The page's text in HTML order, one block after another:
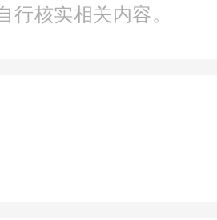
同意。”一位
核实相关内容。